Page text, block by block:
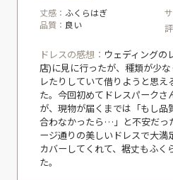
丈感： ふくらはぎ
品質： 良い
ドレスの感想： ウェディングの
店)に見に行ったが、種類が少
レたりしていて借りようと思え
た。今回初めてドレスパークさ
が、現物が届くまでは「もし
合わなかったら…」と不安だっ
ージ通りの美しいドレスで大満
カバーしてくれて、裾丈もふく
た。